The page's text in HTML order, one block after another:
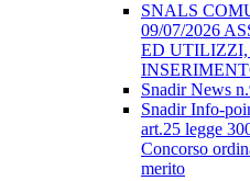
SNALS
09/07/2026
ED UTILIZZI,
Snadir News
Snadir Info-
art.25 legge
Concorso
merito